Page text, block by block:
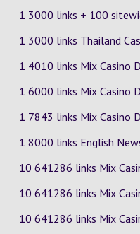
1 3000 links + 100
1 3000 links Thailand
1 4010 links Mix Casino
1 6000 links Mix Casino
1 7843 links Mix Casino
1 8000 links English
10 641286 links Mix
10 641286 links Mix
10 641286 links Mix